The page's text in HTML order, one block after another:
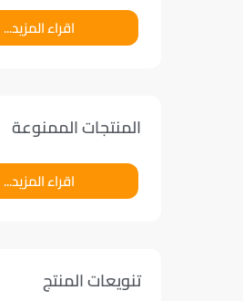
اقراء المزيد...
المنتجات الممنوعة
اقراء المزيد...
تنويعات المنتج